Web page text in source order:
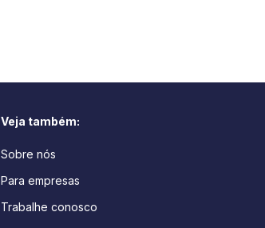
Veja também:
Sobre nós
Para empresas
Trabalhe conosco